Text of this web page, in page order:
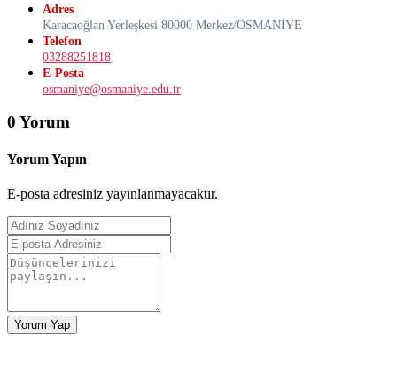
Adres
Karacaoğlan Yerleşkesi 80000 Merkez/OSMANİYE
Telefon
03288251818
E-Posta
osmaniye@osmaniye.edu.tr
0 Yorum
Yorum Yapın
E-posta adresiniz yayınlanmayacaktır.
Yorum Yap